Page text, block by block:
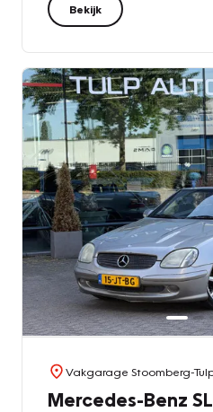
Bekijk
Vakgarage Stoomberg-
Mercedes-Benz